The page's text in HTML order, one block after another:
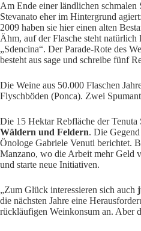
Am Ende einer ländlichen schmalen
Stevanato eher im Hintergrund
2009 haben sie hier einen alten
Ähm, auf der Flasche steht
„Sdencina“. Der Parade-Rote des
besteht aus sage und schreibe fünf
Die Weine aus 50.000 Flaschen
Flyschböden (Ponca). Zwei
Die 15 Hektar Rebfläche der
Wäldern und Feldern. Die
Önologe Gabriele Venuti berichtet.
Manzano, wo die Arbeit mehr Geld
und starte neue Initiativen.
„Zum Glück interessieren sich auch
die nächsten Jahre eine
rückläufigen Weinkonsum an. Aber